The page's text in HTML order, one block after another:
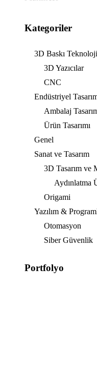
Kategoriler
3D Baskı
3D Yazıcılar
CNC
Endüstriyel
Ambalaj
Ürün Tasarımı
Genel
Sanat ve Tasarım
3D Tasarım ve
Aydınlatma
Origami
Yazılım &
Otomasyon
Siber Güvenlik
Portfolyo